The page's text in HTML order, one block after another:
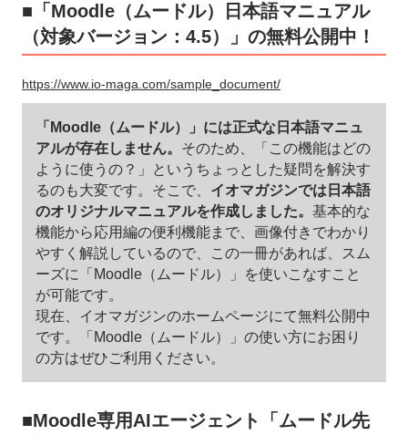
■「Moodle（ムードル）日本語マニュアル
（対象バージョン：4.5）」の無料公開中！
https://www.io-maga.com/sample_document/
「Moodle（ムードル）」には正式な日本語マニュ
アルが存在しません。 そのため、「この機能はどの
ように使うの？」というちょっとした疑問を解決す
るのも大変です。そこで、 イオマガジンでは日本語
のオリジナルマニュアルを作成しました。 基本的な
機能から応用編の便利機能まで、画像付きでわかり
やすく解説しているので、この一冊があれば、スム
ーズに「Moodle（ムードル）」を使いこなすこと
が可能です。
現在、イオマガジンのホームページにて無料公開中
です。「Moodle（ムードル）」の使い方にお困り
の方はぜひご利用ください。
■Moodle専用AIエージェント「ムードル先